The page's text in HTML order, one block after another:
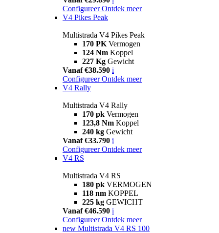
Configureer Ontdek meer
V4 Pikes Peak
Multistrada V4 Pikes Peak
170 PK Vermogen
124 Nm Koppel
227 Kg Gewicht
Vanaf €38.590 i
Configureer Ontdek meer
V4 Rally
Multistrada V4 Rally
170 pk Vermogen
123,8 Nm Koppel
240 kg Gewicht
Vanaf €33.790 i
Configureer Ontdek meer
V4 RS
Multistrada V4 RS
180 pk VERMOGEN
118 nm KOPPEL
225 kg GEWICHT
Vanaf €46.590 i
Configureer Ontdek meer
new Multistrada V4 RS 100